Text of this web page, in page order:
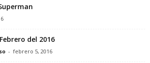
del 2016
- febrero 5, 2016